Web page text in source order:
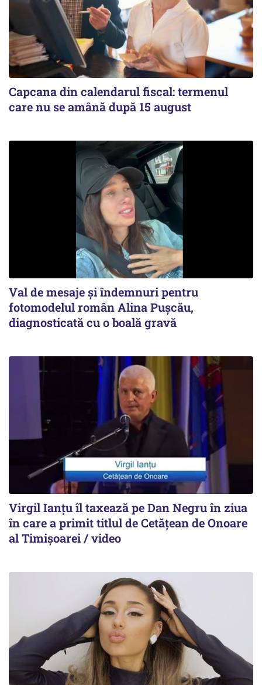
Capcana din calendarul fiscal: termenul
care nu se amână după 15 august
Val de mesaje și îndemnuri pentru
fotomodelul român Alina Pușcău,
diagnosticată cu o boală gravă
Virgil Ianțu îl taxează pe Dan Negru în ziua
în care a primit titlul de Cetățean de Onoare
al Timișoarei / video